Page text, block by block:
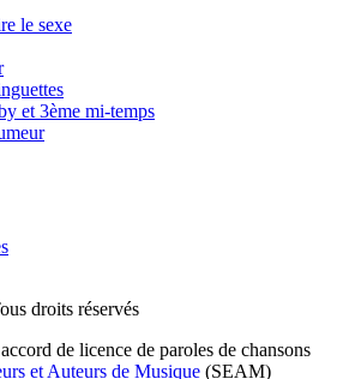
le sexe
et 3ème mi-temps
droits réservés
de licence de paroles de chansons
et Auteurs de Musique (SEAM)